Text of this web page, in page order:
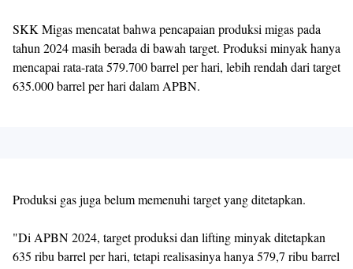
SKK Migas mencatat bahwa pencapaian produksi migas pada
tahun 2024 masih berada di bawah target. Produksi minyak hanya
mencapai rata-rata 579.700 barrel per hari, lebih rendah dari target
635.000 barrel per hari dalam APBN.
Produksi gas juga belum memenuhi target yang ditetapkan.
"Di APBN 2024, target produksi dan lifting minyak ditetapkan
635 ribu barrel per hari, tetapi realisasinya hanya 579,7 ribu barrel